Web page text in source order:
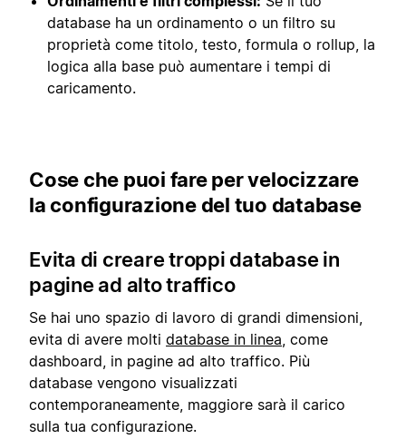
database ha un ordinamento o un filtro su
proprietà come titolo, testo, formula o rollup, la
logica alla base può aumentare i tempi di
caricamento.
Cose che puoi fare per velocizzare
la configurazione del tuo database
Evita di creare troppi database in
pagine ad alto traffico
Se hai uno spazio di lavoro di grandi dimensioni,
evita di avere molti database in linea, come
dashboard, in pagine ad alto traffico. Più
database vengono visualizzati
contemporaneamente, maggiore sarà il carico
sulla tua configurazione.